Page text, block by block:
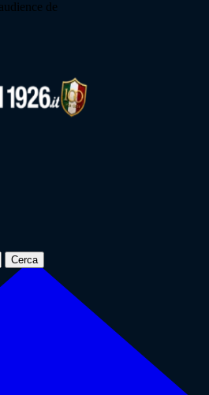
de
Cerca